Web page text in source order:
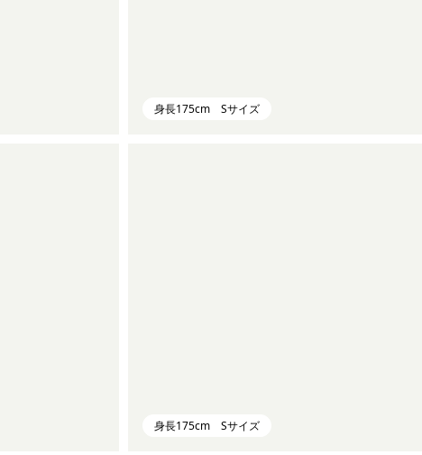
身長175cm Sサイズ
身長175cm Sサイズ